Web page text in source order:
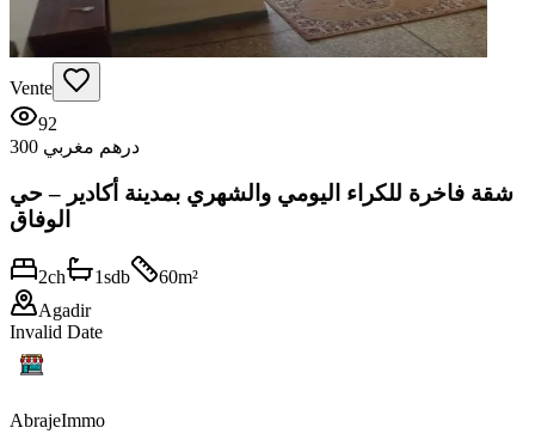
Vente
92
300 درهم مغربي
شقة فاخرة للكراء اليومي والشهري بمدينة أكادير – حي
الوفاق
2ch 1sdb 60m²
Agadir
Invalid Date
AbrajeImmo